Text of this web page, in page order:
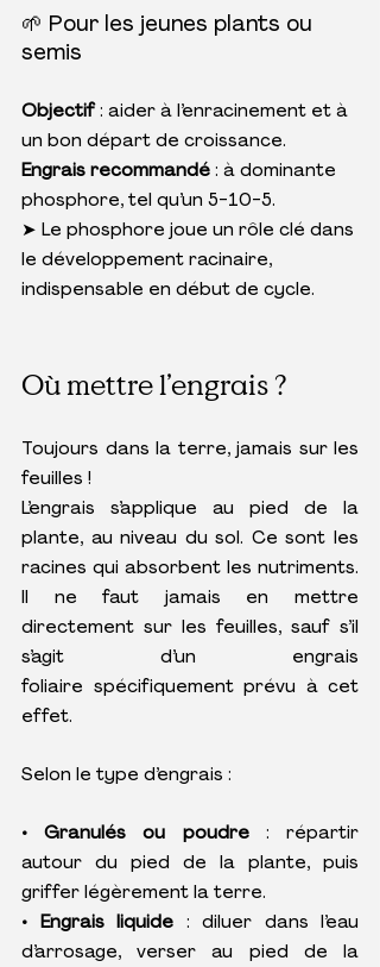
🌱 Pour les jeunes plants ou
semis
Objectif : aider à l’enracinement et à
un bon départ de croissance.
Engrais recommandé : à dominante
phosphore, tel qu’un 5-10-5.
➤ Le phosphore joue un rôle clé dans
le développement racinaire,
indispensable en début de cycle.
Où mettre l’engrais ?
Toujours dans la terre, jamais sur les
feuilles !
L’engrais s’applique au pied de la
plante, au niveau du sol. Ce sont les
racines qui absorbent les nutriments.
Il ne faut jamais en mettre
directement sur les feuilles, sauf s’il
s’agit d’un engrais
foliaire spécifiquement prévu à cet
effet.
Selon le type d’engrais :
• Granulés ou poudre : répartir
autour du pied de la plante, puis
griffer légèrement la terre.
• Engrais liquide : diluer dans l’eau
d’arrosage, verser au pied de la